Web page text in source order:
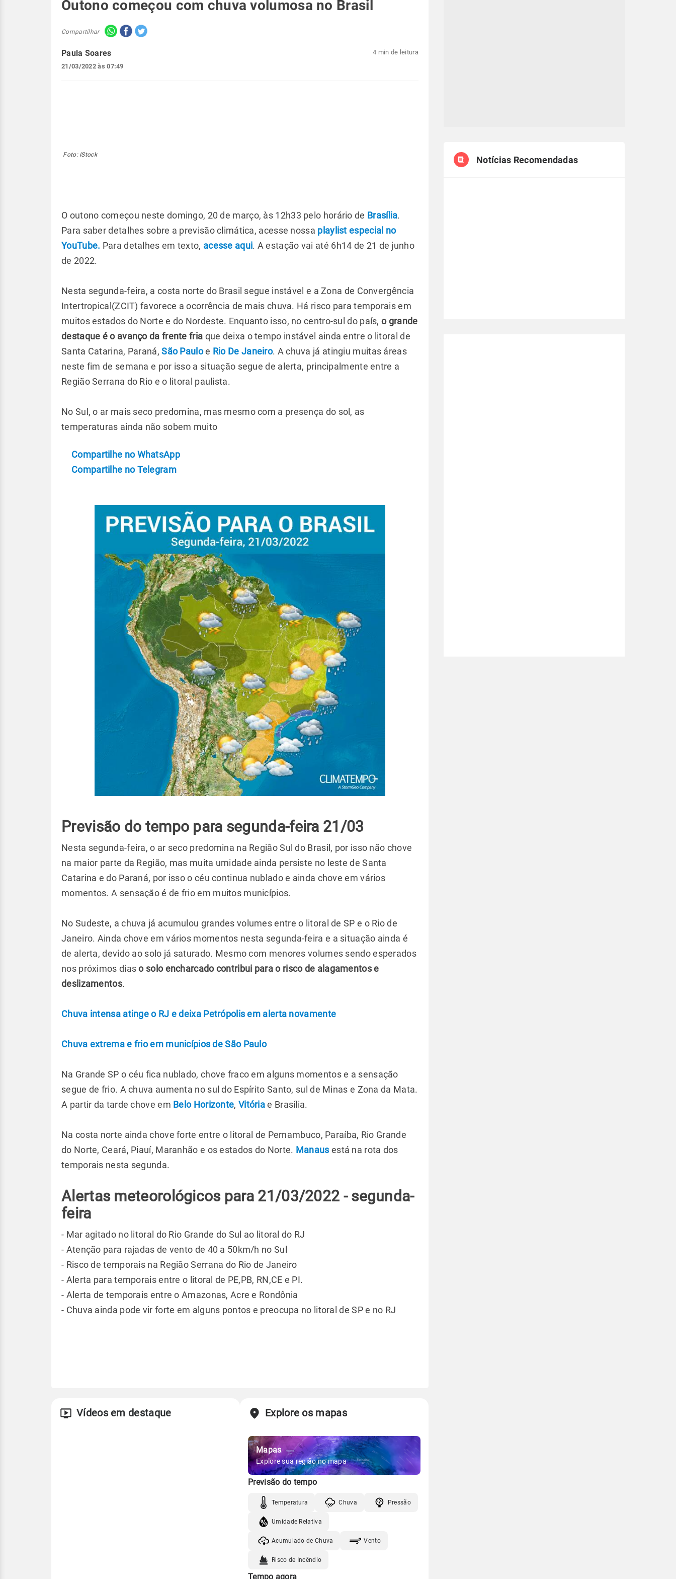
Outono começou com chuva volumosa no Brasil
Compartilhar
Paula Soares
21/03/2022 às 07:49
4 min de leitura
Foto: IStock
O outono começou neste domingo, 20 de março, às 12h33 pelo horário de Brasília.
Para saber detalhes sobre a previsão climática, acesse nossa playlist especial no
YouTube. Para detalhes em texto, acesse aqui. A estação vai até 6h14 de 21 de junho
de 2022.
Nesta segunda-feira, a costa norte do Brasil segue instável e a Zona de Convergência
Intertropical(ZCIT) favorece a ocorrência de mais chuva. Há risco para temporais em
muitos estados do Norte e do Nordeste. Enquanto isso, no centro-sul do país,o grande
destaque é o avanço da frente fria que deixa o tempo instável ainda entre o litoral de
Santa Catarina, Paraná,São Pauloe Rio De Janeiro. A chuva já atingiu muitas áreas
neste fim de semana e por isso a situação segue de alerta, principalmente entre a
Região Serrana do Rio e o litoral paulista.
No Sul, o ar mais seco predomina, mas mesmo com a presença do sol, as
temperaturas ainda não sobem muito
Compartilhe no WhatsApp
Compartilhe no Telegram
Previsão do tempo para segunda-feira 21/03
Nesta segunda-feira, o ar seco predomina na Região Sul do Brasil, por isso não chove
na maior parte da Região, mas muita umidade ainda persiste no leste de Santa
Catarina e do Paraná, por isso o céu continua nublado e ainda chove em vários
momentos. A sensação é de frio em muitos municípios.
No Sudeste, a chuva já acumulou grandes volumes entre o litoral de SP e o Rio de
Janeiro. Ainda chove em vários momentos nesta segunda-feira e a situação ainda é
de alerta, devido ao solo já saturado. Mesmo com menores volumes sendo esperados
nos próximos diaso solo encharcado contribui para o risco de alagamentos e
deslizamentos.
Chuva intensa atinge o RJ e deixa Petrópolis em alerta novamente
Chuva extrema e frio em municípios de São Paulo
Na Grande SP o céu fica nublado, chove fraco em alguns momentos e a sensação
segue de frio. A chuva aumenta no sul do Espírito Santo, sul de Minas e Zona da Mata.
A partir da tarde chove em Belo Horizonte, Vitóriae Brasília.
Na costa norte ainda chove forte entre o litoral de Pernambuco, Paraíba, Rio Grande
do Norte, Ceará, Piauí, Maranhão e os estados do Norte. Manausestá na rota dos
temporais nesta segunda.
Alertas meteorológicos para 21/03/2022 - segunda-
feira
- Mar agitado no litoral do Rio Grande do Sul ao litoral do RJ
- Atenção para rajadas de vento de 40 a 50km/h no Sul
- Risco de temporais na Região Serrana do Rio de Janeiro
- Alerta para temporais entre o litoral de PE,PB, RN,CE e PI.
- Alerta de temporais entre o Amazonas, Acre e Rondônia
- Chuva ainda pode vir forte em alguns pontos e preocupa no litoral de SP e no RJ
Vídeos em destaque Explore os mapas
Mapas
Explore sua região no mapa
Previsão do tempo
Temperatura Chuva Pressão
Umidade Relativa
Acumulado de Chuva Vento
Risco de Incêndio
Tempo agora
Notícias Recomendadas